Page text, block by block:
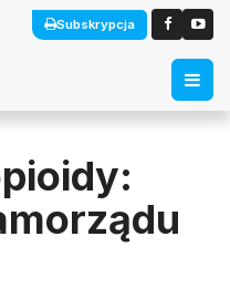
Subskrypcja